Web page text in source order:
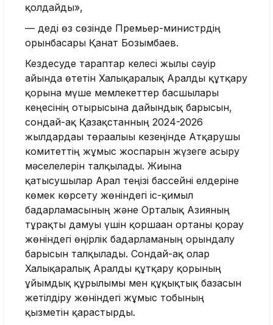
қолдайды»,
— деді өз сөзінде Премьер-министрдің
орынбасары Қанат Бозымбаев.
Кездесуде тараптар келесі жылы сәуір
айында өтетін Халықаралық Аралды құтқару
қорына мүше мемлекеттер басшылары
кеңесінің отырысына дайындық барысын,
сондай-ақ Қазақстанның 2024-2026
жылдардағы төрағалығы кезеңінде Атқарушы
комитеттің жұмыс жоспарын жүзеге асыру
мәселелерін талқылады. Жиынға
қатысушылар Арал теңізі бассейні елдеріне
көмек көрсету жөніндегі іс-қимыл
бағдарламасының және Орталық Азияның
тұрақты дамуы үшін қоршаған ортаны қорғау
жөніндегі өңірлік бағдарламаның орындалу
барысын талқылады. Сондай-ақ олар
Халықаралық Аралды құтқару қорының
ұйымдық құрылымы мен құқықтық базасын
жетілдіру жөніндегі жұмыс тобының
қызметін қарастырды.